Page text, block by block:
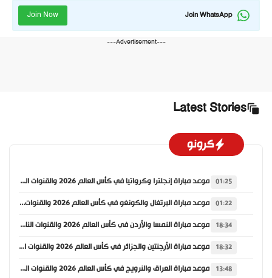
Join WhatsApp
Join Now
---Advertisement---
Latest Stories
كرونو
01:25 موعد مباراة إنجلترا وكرواتيا في كأس العالم 2026 والقنوات الناقلة
01:22 موعد مباراة البرتغال والكونغو في كأس العالم 2026 والقنوات الناقلة
18:34 موعد مباراة النمسا والأردن في كأس العالم 2026 والقنوات الناقلة
18:32 موعد مباراة الأرجنتين والجزائر في كأس العالم 2026 والقنوات الناقلة
13:48 موعد مباراة العراق والنرويج في كأس العالم 2026 والقنوات الناقلة